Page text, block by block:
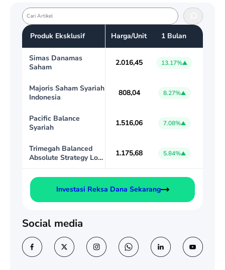
S
e
a
r
Produk Eksklusif Harga/Unit 1 Bulan
Simas Danamas
Saham
2.016,45 13.17%
Majoris Saham Syariah
Indonesia
808,04 8.27%
Pacific Balance
Syariah
1.516,06 7.08%
Trimegah Balanced
Absolute Strategy Low
1.175,68 5.84%
Investasi Reksa Dana Sekarang
Social media